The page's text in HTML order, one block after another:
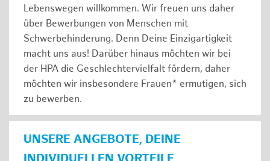
Lebenswegen willkommen. Wir freuen uns daher
über Bewerbungen von Menschen mit
Schwerbehinderung. Denn Deine Einzigartigkeit
macht uns aus! Darüber hinaus möchten wir bei
der HPA die Geschlechtervielfalt fördern, daher
möchten wir insbesondere Frauen* ermutigen, sich
zu bewerben.
UNSERE ANGEBOTE, DEINE